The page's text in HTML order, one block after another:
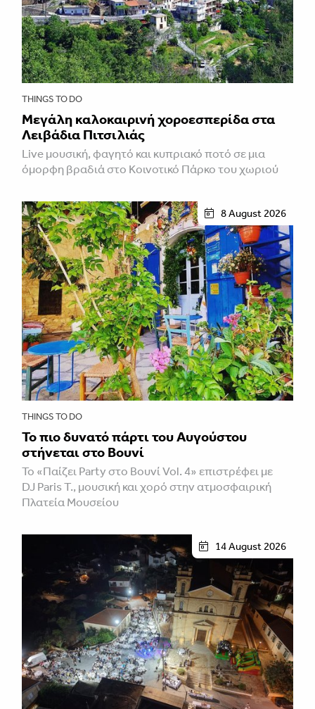
THINGS TO DO
Μεγάλη καλοκαιρινή χοροεσπερίδα στα
Λειβάδια Πιτσιλιάς
Live μουσική, φαγητό και κυπριακό ποτό σε μια
όμορφη βραδιά στο Κοινοτικό Πάρκο του χωριού
8 August 2026
THINGS TO DO
Το πιο δυνατό πάρτι του Αυγούστου
στήνεται στο Βουνί
Το «Παίζει Party στο Βουνί Vol. 4» επιστρέφει με
DJ Paris T., μουσική και χορό στην ατμοσφαιρική
Πλατεία Μουσείου
14 August 2026